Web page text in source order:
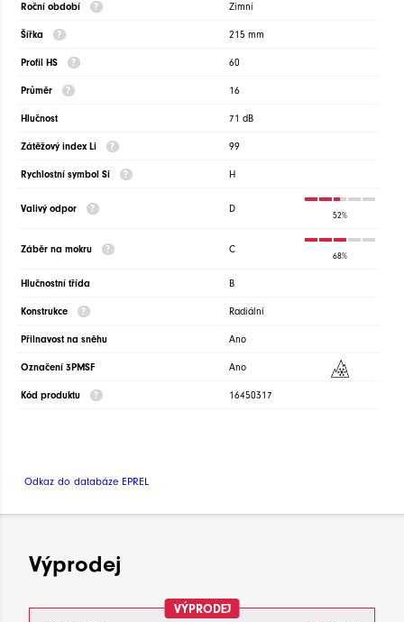
Roční období Zimní
Šířka 215 mm
Profil HS 60
Průměr 16
Hlučnost 71 dB
Zátěžový index Li 99
Rychlostní symbol Si H
Valivý odpor D
52%
Záběr na mokru C
68%
Hlučnostní třída B
Konstrukce Radiální
Přilnavost na sněhu Ano
Označení 3PMSF Ano
Kód produktu 16450317
Odkaz do databáze EPREL
Výprodej
VÝPRODEJ